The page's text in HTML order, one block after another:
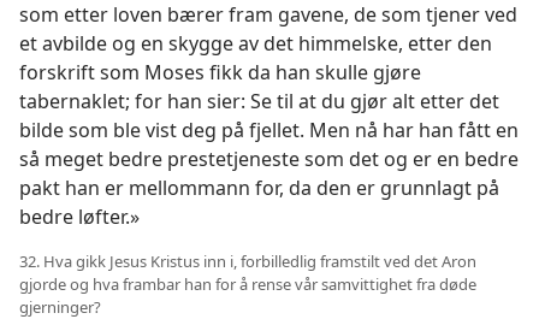
som etter loven bærer fram gavene, de som tjener ved
et avbilde og en skygge av det himmelske, etter den
forskrift som Moses fikk da han skulle gjøre
tabernaklet; for han sier: Se til at du gjør alt etter det
bilde som ble vist deg på fjellet. Men nå har han fått en
så meget bedre prestetjeneste som det og er en bedre
pakt han er mellommann for, da den er grunnlagt på
bedre løfter.»
32. Hva gikk Jesus Kristus inn i, forbilledlig framstilt ved det Aron
gjorde og hva frambar han for å rense vår samvittighet fra døde
gjerninger?